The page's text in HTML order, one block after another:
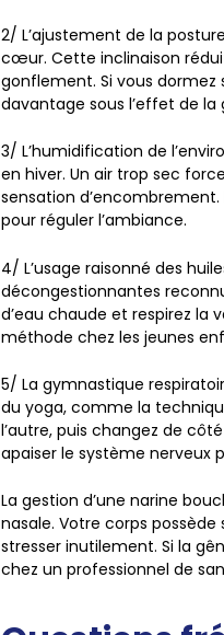
2/L’ajustement de la
cœur. Cette inclinaison
gonflement. Si vous
davantage sous l’effet de la
3/L’humidification de
en hiver. Un air trop sec
sensation
pour réguler l’ambiance.
4/L’usage raisonné des
décongestionnantes
d’eau chaude et respirez
méthode chez les jeunes
5/La gymnastique
du yoga, comme la
l’autre, puis changez de
apaiser le système nerveux
La gestion d’une narine
nasale. Votre corps
stresser inutilement. Si la
chez un professionnel de